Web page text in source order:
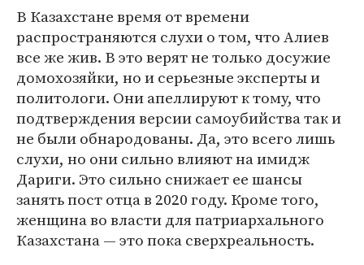
В Казахстане время от времени
распространяются слухи о том, что Алиев
все же жив. В это верят не только досужие
домохозяйки, но и серьезные эксперты и
политологи. Они апеллируют к тому, что
подтверждения версии самоубийства так и
не были обнародованы. Да, это всего лишь
слухи, но они сильно влияют на имидж
Дариги. Это сильно снижает ее шансы
занять пост отца в 2020 году. Кроме того,
женщина во власти для патриархального
Казахстана — это пока сверхреальность.